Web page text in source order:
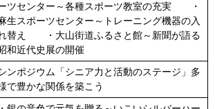
ツセンター～各種スポーツ教室の充実 ・
生スポーツセンター～トレーニング機器の入
替え ・大山街道ふるさと館～新聞が語る
和近代史展の開催
ンポジウム「シニア力と活動のステージ」多
で豊かな関係を築こう